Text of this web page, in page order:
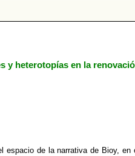
y heterotopías en la
espacio de la narrativa de Bioy, en